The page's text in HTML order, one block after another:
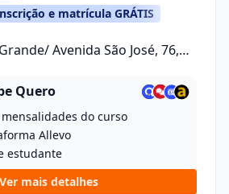
e matrícula GRÁTIS
Avenida São José, 76,
Quero
do curso
Allevo
estudante
Ver mais detalhes